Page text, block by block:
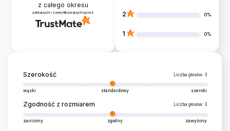
z całego okresu
zebranych i zweryfikowanych przez 2 0%
1 0%
Szerokość Liczba głosów: 3
wąski standardowy szeroki
Zgodność z rozmiarem Liczba głosów: 3
zaniżony zgodny zawyżony